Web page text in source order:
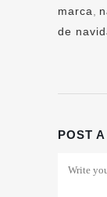
marca
de
POST